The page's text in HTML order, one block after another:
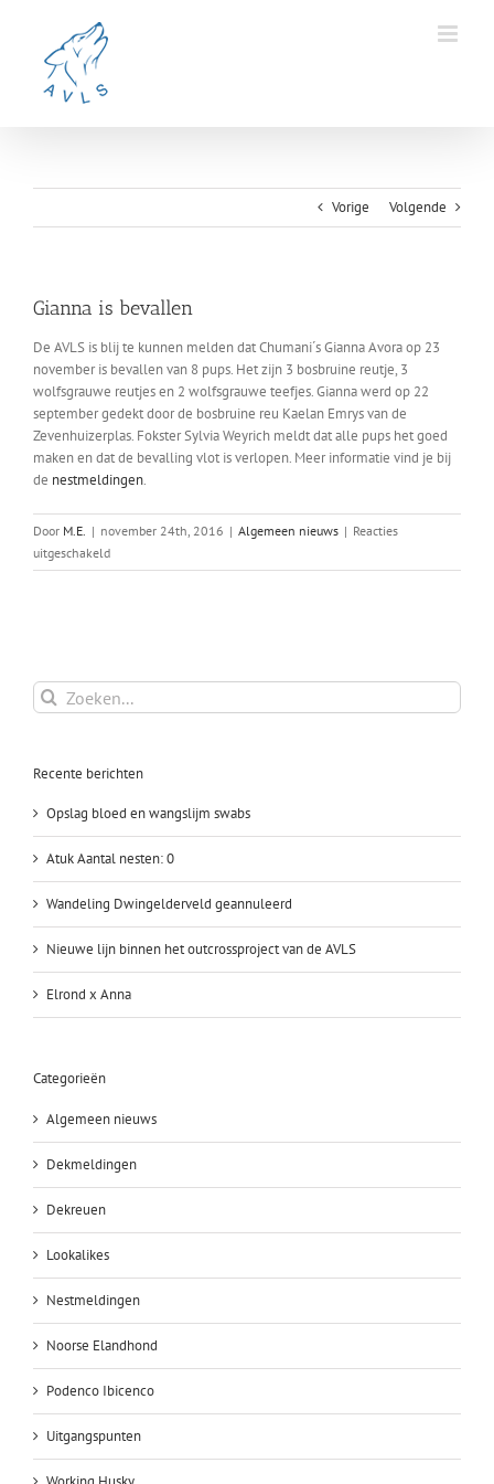
Vorige Volgende
Gianna is bevallen
De AVLS is blij te kunnen melden dat Chumani´s Gianna Avora op 23
november is bevallen van 8 pups. Het zijn 3 bosbruine reutje, 3
wolfsgrauwe reutjes en 2 wolfsgrauwe teefjes. Gianna werd op 22
september gedekt door de bosbruine reu Kaelan Emrys van de
Zevenhuizerplas. Fokster Sylvia Weyrich meldt dat alle pups het goed
maken en dat de bevalling vlot is verlopen. Meer informatie vind je bij
de nestmeldingen.
Door M.E. | november 24th, 2016 | Algemeen nieuws | Reacties
uitgeschakeldvoor
Gianna
Zoeken
naar:
Recente berichten
Opslag bloed en wangslijm swabs
Atuk Aantal nesten: 0
Wandeling Dwingelderveld geannuleerd
Nieuwe lijn binnen het outcrossproject van de AVLS
Elrond x Anna
Categorieën
Algemeen nieuws
Dekmeldingen
Dekreuen
Lookalikes
Nestmeldingen
Noorse Elandhond
Podenco Ibicenco
Uitgangspunten